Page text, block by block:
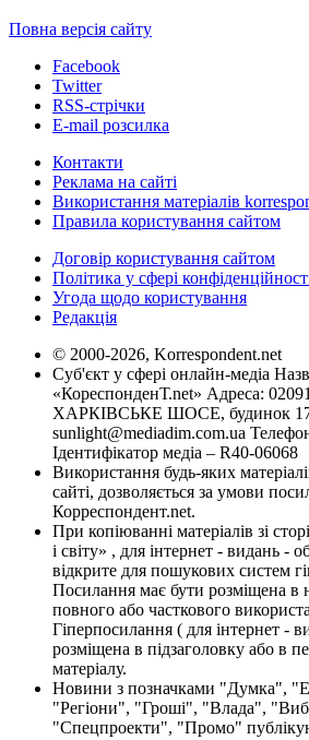
Повна версія сайту
Facebook
Twitter
RSS-стрічки
E-mail розсилка
Контакти
Реклама на сайті
Використання матеріалів
Правила користування сайтом
Договір користування сайтом
Політика у сфері
Угода щодо користування
Редакція
© 2000-2026, Korrespondent.net
Суб'єкт у сфері онлайн-медіа
«КореспонденТ.net» Адреса:
ХАРКІВСЬКЕ ШОСЕ, будинок
sunlight@mediadim.com.ua
Ідентифікатор медіа – R40-06068
Використання будь-яких
сайті, дозволяється за умови
Корреспондент.net.
При копіюванні матеріалів зі
і світу» , для інтернет - видань -
відкрите для пошукових систем
Посилання має бути розміщена в
повного або часткового
Гіперпосилання ( для інтернет -
розміщена в підзаголовку або в
матеріалу.
Новини з позначками "Думка",
"Регіони", "Гроші", "Влада",
"Спецпроекти", "Промо"